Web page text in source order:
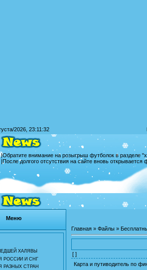
2026, 23:11:32
|Обратите внимание на розыгрыш футболок в разделе
|После долгого отсутствия на сайте вновь открывается
Меню
ХАЛЯВЫ
РОССИИ И СНГ
РАЗНЫХ СТРАН
Главная » Файлы »
[ ]
Карта и путиводитель по